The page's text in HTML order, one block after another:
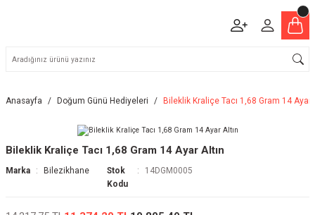
Anasayfa Doğum Günü Hediyeleri Bileklik Kraliçe Tacı 1,68 Gram 14 Ayar
Bileklik Kraliçe Tacı 1,68 Gram 14 Ayar Altın
Marka Bilezikhane
Stok
Kodu
14DGM0005